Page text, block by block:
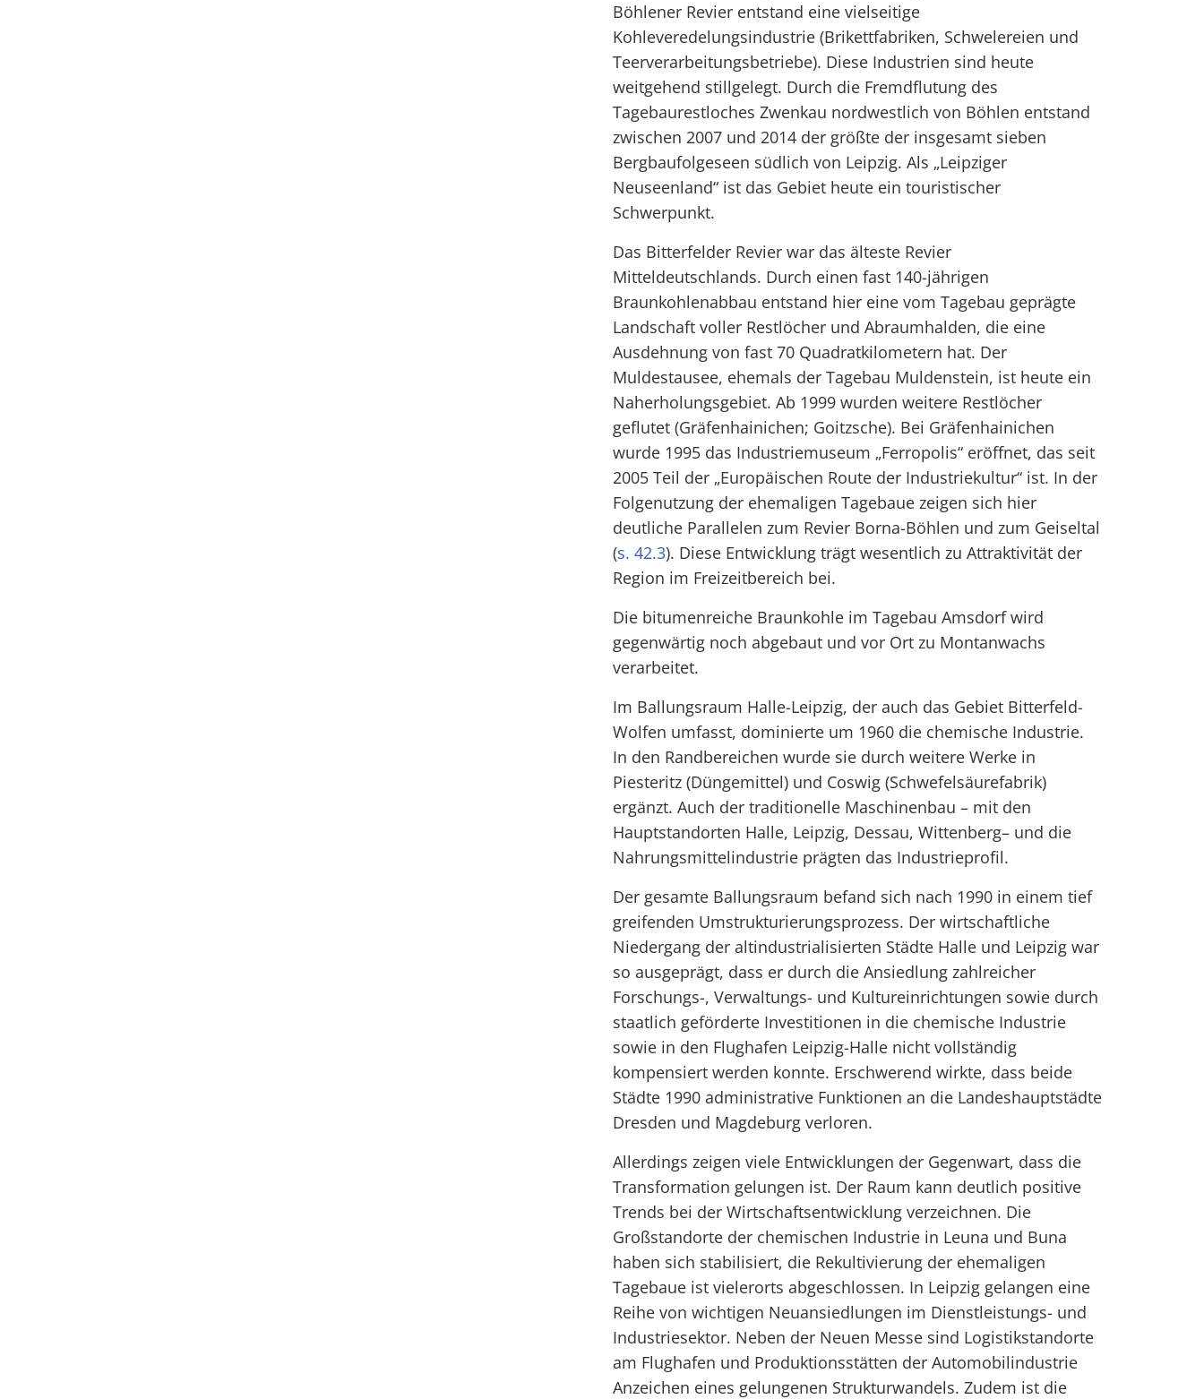
Böhlener Revier entstand eine vielseitige
Kohleveredelungsindustrie (Brikettfabriken, Schwelereien und
Teerverarbeitungsbetriebe). Diese Industrien sind heute
weitgehend stillgelegt. Durch die Fremdflutung des
Tagebaurestloches Zwenkau nordwestlich von Böhlen entstand
zwischen 2007 und 2014 der größte der insgesamt sieben
Bergbaufolgeseen südlich von Leipzig. Als „Leipziger
Neuseenland“ ist das Gebiet heute ein touristischer
Schwerpunkt.
Das Bitterfelder Revier war das älteste Revier
Mitteldeutschlands. Durch einen fast 140-jährigen
Braunkohlenabbau entstand hier eine vom Tagebau geprägte
Landschaft voller Restlöcher und Abraumhalden, die eine
Ausdehnung von fast 70 Quadratkilometern hat. Der
Muldestausee, ehemals der Tagebau Muldenstein, ist heute ein
Naherholungsgebiet. Ab 1999 wurden weitere Restlöcher
geflutet (Gräfenhainichen; Goitzsche). Bei Gräfenhainichen
wurde 1995 das Industriemuseum „Ferropolis“ eröffnet, das seit
2005 Teil der „Europäischen Route der Industriekultur“ ist. In der
Folgenutzung der ehemaligen Tagebaue zeigen sich hier
deutliche Parallelen zum Revier Borna-Böhlen und zum Geiseltal
(s. 42.3). Diese Entwicklung trägt wesentlich zu Attraktivität der
Region im Freizeitbereich bei.
Die bitumenreiche Braunkohle im Tagebau Amsdorf wird
gegenwärtig noch abgebaut und vor Ort zu Montanwachs
verarbeitet.
Im Ballungsraum Halle-Leipzig, der auch das Gebiet Bitterfeld-
Wolfen umfasst, dominierte um 1960 die chemische Industrie.
In den Randbereichen wurde sie durch weitere Werke in
Piesteritz (Düngemittel) und Coswig (Schwefelsäurefabrik)
ergänzt. Auch der traditionelle Maschinenbau – mit den
Hauptstandorten Halle, Leipzig, Dessau, Wittenberg– und die
Nahrungsmittelindustrie prägten das Industrieprofil.
Der gesamte Ballungsraum befand sich nach 1990 in einem tief
greifenden Umstrukturierungsprozess. Der wirtschaftliche
Niedergang der altindustrialisierten Städte Halle und Leipzig war
so ausgeprägt, dass er durch die Ansiedlung zahlreicher
Forschungs-, Verwaltungs- und Kultureinrichtungen sowie durch
staatlich geförderte Investitionen in die chemische Industrie
sowie in den Flughafen Leipzig-Halle nicht vollständig
kompensiert werden konnte. Erschwerend wirkte, dass beide
Städte 1990 administrative Funktionen an die Landeshauptstädte
Dresden und Magdeburg verloren.
Allerdings zeigen viele Entwicklungen der Gegenwart, dass die
Transformation gelungen ist. Der Raum kann deutlich positive
Trends bei der Wirtschaftsentwicklung verzeichnen. Die
Großstandorte der chemischen Industrie in Leuna und Buna
haben sich stabilisiert, die Rekultivierung der ehemaligen
Tagebaue ist vielerorts abgeschlossen. In Leipzig gelangen eine
Reihe von wichtigen Neuansiedlungen im Dienstleistungs- und
Industriesektor. Neben der Neuen Messe sind Logistikstandorte
am Flughafen und Produktionsstätten der Automobilindustrie
Anzeichen eines gelungenen Strukturwandels. Zudem ist die